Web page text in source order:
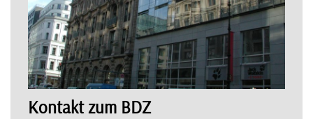
Kontakt zum BDZ